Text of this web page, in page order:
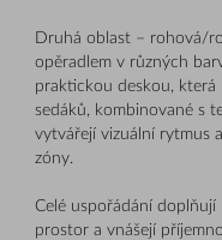
Druhá oblast – rohová/
opěradlem v různých
praktickou deskou,
sedáků, kombinované s
vytvářejí vizuální rytmus
zóny.
Celé uspořádání doplňují
prostor a vnášejí